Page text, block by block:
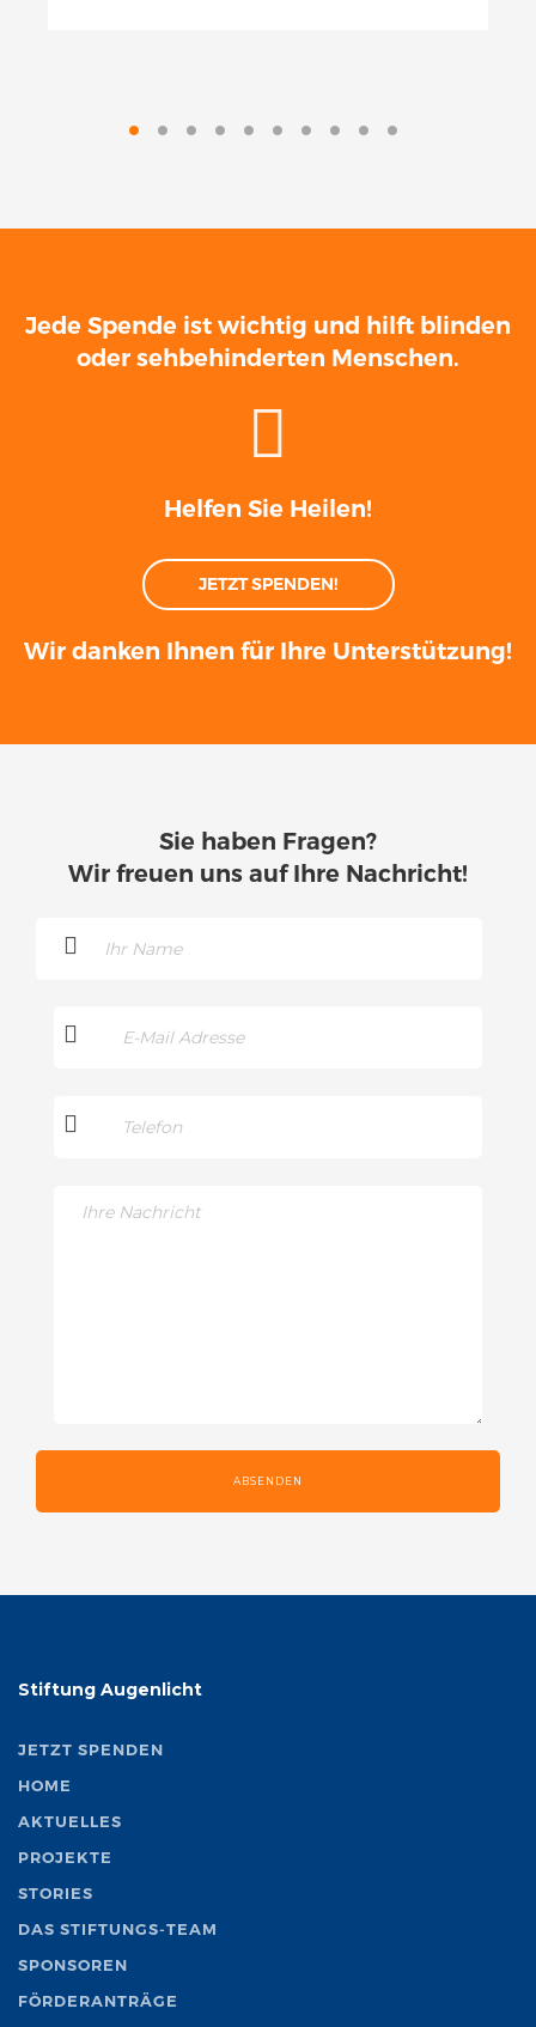
Jede Spende ist wichtig und hilft blinden
oder sehbehinderten Menschen.
Helfen Sie Heilen!
JETZT SPENDEN!
Wir danken Ihnen für Ihre Unterstützung!
Sie haben Fragen?
Wir freuen uns auf Ihre Nachricht!
ABSENDEN
Stiftung Augenlicht
JETZT SPENDEN
HOME
AKTUELLES
PROJEKTE
STORIES
DAS STIFTUNGS-TEAM
SPONSOREN
FÖRDERANTRÄGE